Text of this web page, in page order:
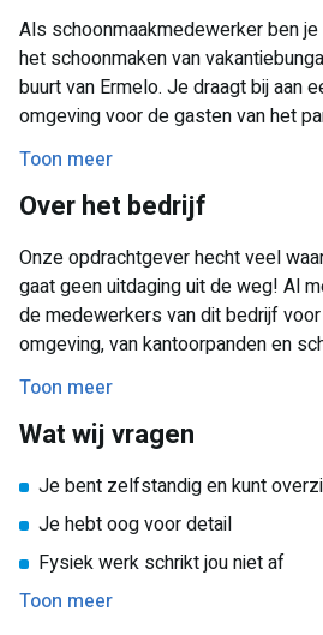
Als schoonmaakmedewerker ben
het schoonmaken van
buurt van Ermelo. Je draagt bij aan
omgeving voor de gasten van het
afwisselend en je hebt de vrijheid
werken.Je werk omvat onder
dweilen, afnemen van oppervlakken
weer netjes uitziet en goed is
werktijden zijn van 10.00 tot
Toon meer
Over het bedrijf
Onze opdrachtgever hecht veel
gaat geen uitdaging uit de weg! Al
de medewerkers van dit bedrijf
omgeving, van kantoorpanden en
vervoersbedrijven, winkels en
zorgen zij ervoor dat vakantiehuisjes
vakantieparken elke week weer
een ideale kans voor iedereen die
flexibele baan die goed te
Toon meer
Wat wij vragen
Je bent zelfstandig en kunt
Je hebt oog voor detail
Fysiek werk schrikt jou niet af
Toon meer